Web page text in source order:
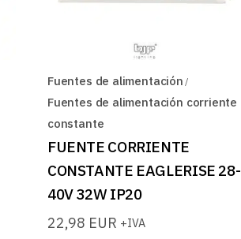
Fuentes de alimentación
Fuentes de alimentación corriente
constante
FUENTE CORRIENTE
CONSTANTE EAGLERISE 28-
40V 32W IP20
22,98 EUR +IVA